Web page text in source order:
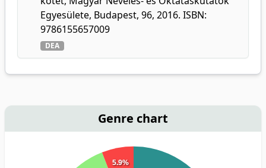
Egyesülete, Budapest, 96, 2016. ISBN:
9786155657009
DEA
Genre chart
5.9%